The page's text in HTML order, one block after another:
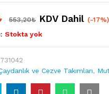
553,20₺ KDV Dahil (-17%)
Stokta yok
ve Cezve Takımları,